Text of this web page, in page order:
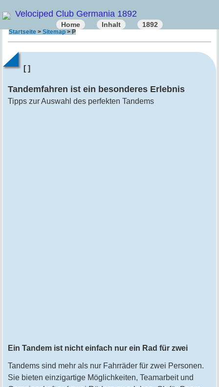
Velociped Club Germania 1892
Home Inhalt 1892
Startseite > Sitemap > P
[ ]
Tandemfahren ist ein besonderes Erlebnis
Tipps zur Auswahl des perfekten Tandems
Ein Tandem ist nicht einfach nur ein Rad für zwei
Tandems sind mehr als nur Fahrräder für zwei Personen.
Sie bieten einzigartige Möglichkeiten, Teamarbeit und